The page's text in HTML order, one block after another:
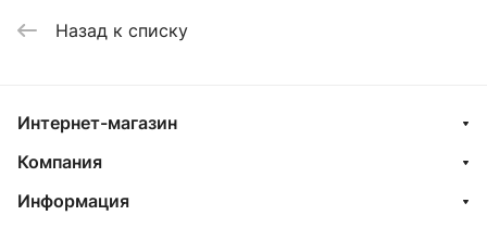
Назад к списку
Интернет-магазин
Компания
Информация